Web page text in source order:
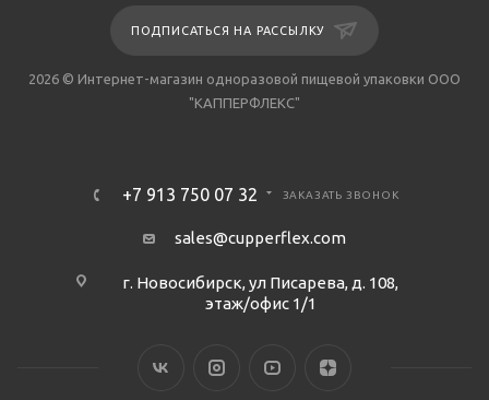
ПОДПИСАТЬСЯ НА РАССЫЛКУ
2026 © Интернет-магазин одноразовой пищевой упаковки ООО
"КАППЕРФЛЕКС"
+7 913 750 07 32 ЗАКАЗАТЬ ЗВОНОК
sales@cupperflex.com
г. Новосибирск, ул Писарева, д. 108,
этаж/офис 1/1